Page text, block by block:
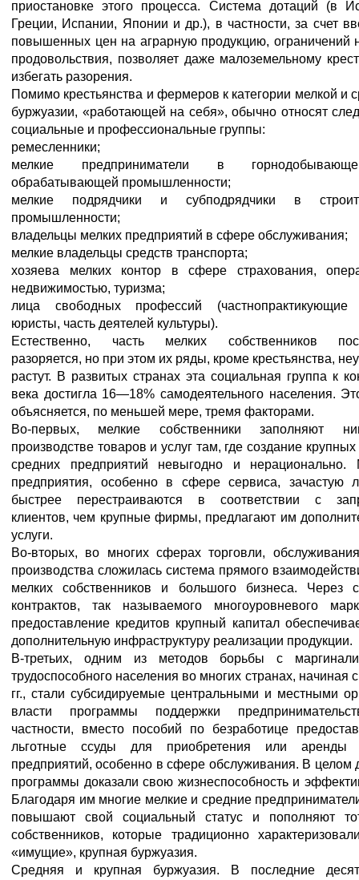
приостановке этого процесса. Система дотаций (в
Греции, Испании, Японии и др.), в частности, за счет
повышенных цен на аграрную продукцию, ограничений
продовольствия, позволяет даже малоземельному
избегать разорения.
Помимо крестьянства и фермеров к категории мелкой и
буржуазии, «работающей на себя», обычно относят
социальные и профессиональные группы:
ремесленники;
мелкие предприниматели в
обрабатывающей промышленности;
мелкие подрядчики и субподрядчики в
промышленности;
владельцы мелких предприятий в сфере обслуживания;
мелкие владельцы средств транспорта;
хозяева мелких контор в сфере страхования,
недвижимостью, туризма;
лица свободных профессий (частнопрактикующие
юристы, часть деятелей культуры).
Естественно, часть мелких собственников
разоряется, но при этом их ряды, кроме крестьянства,
растут. В развитых странах эта социальная группа к
века достигла 16—18% самодеятельного населения.
объясняется, по меньшей мере, тремя факторами.
Во-первых, мелкие собственники заполняют
производстве товаров и услуг там, где создание
средних предприятий невыгодно и нерационально.
предприятия, особенно в сфере сервиса, зачастую
быстрее перестраиваются в соответствии с
клиентов, чем крупные фирмы, предлагают им
услуги.
Во-вторых, во многих сферах торговли,
производства сложилась система прямого
мелких собственников и большого бизнеса. Через
контрактов, так называемого многоуровневого
предоставление кредитов крупный капитал
дополнительную инфраструктуру реализации продукции.
В-третьих, одним из методов борьбы с
трудоспособного населения во многих странах, начиная
гг., стали субсидируемые центральными и местными
власти программы поддержки
частности, вместо пособий по безработице
льготные ссуды для приобретения или аренды
предприятий, особенно в сфере обслуживания. В целом
программы доказали свою жизнеспособность и
Благодаря им многие мелкие и средние
повышают свой социальный статус и пополняют
собственников, которые традиционно
«имущие», крупная буржуазия.
Средняя и крупная буржуазия. В последние